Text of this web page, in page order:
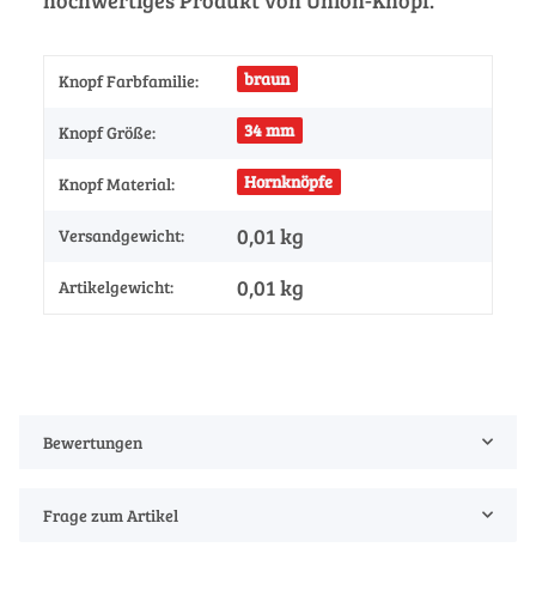
Knopf Farbfamilie: braun
Knopf Größe: 34 mm
Knopf Material: Hornknöpfe
Versandgewicht: 0,01 kg
Artikelgewicht: 0,01kg
Bewertungen
Frage zum Artikel